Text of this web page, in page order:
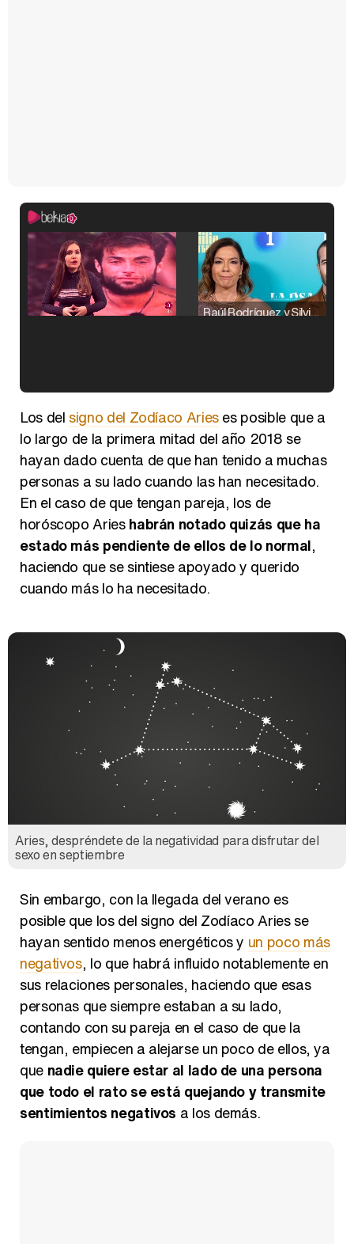
Raúl Rodríguez y Silvia Taulés nos cuentan su papel en 'La familia de la tele'
Los del signo del Zodíaco Arieses posible que a
lo largo de la primera mitad del año 2018 se
hayan dado cuenta de que han tenido a muchas
personas a su lado cuando las han necesitado.
En el caso de que tengan pareja, los de
horóscopo Arieshabrán notado quizás que ha
estado más pendiente de ellos de lo normal,
haciendo que se sintiese apoyado y querido
cuando más lo ha necesitado.
Aries, despréndete de la negatividad para disfrutar del
sexo en septiembre
Sin embargo, con la llegada del verano es
posible que los del signo del Zodíaco Aries se
hayan sentido menos energéticos y un poco más
negativos, lo que habrá influido notablemente en
sus relaciones personales, haciendo que esas
personas que siempre estaban a su lado,
contando con su pareja en el caso de que la
tengan, empiecen a alejarse un poco de ellos, ya
que nadie quiere estar al lado de una persona
que todo el rato se está quejando y transmite
sentimientos negativos a los demás.